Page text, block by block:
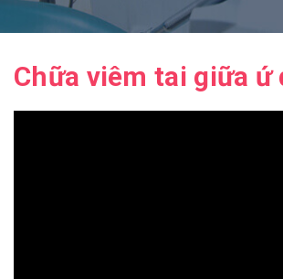
Chữa viêm tai giữa ứ